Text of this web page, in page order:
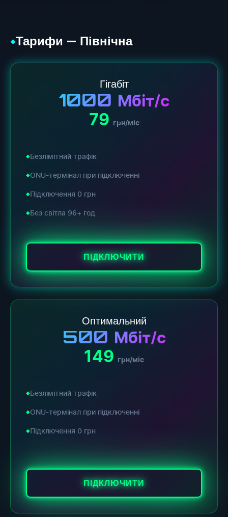
◆Тарифи — Північна
Гігабіт
1000 Мбіт/с
79 грн/міс
Безлімітний трафік
ONU-термінал при підключенні
Підключення 0 грн
Без світла 96+ год
ПІДКЛЮЧИТИ
Оптимальний
500 Мбіт/с
149 грн/міс
Безлімітний трафік
ONU-термінал при підключенні
Підключення 0 грн
ПІДКЛЮЧИТИ